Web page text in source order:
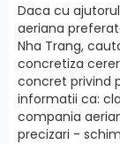
Daca cu
aeriana
Nha Trang,
concretiza
concret privind
informatii ca:
compania
precizari -